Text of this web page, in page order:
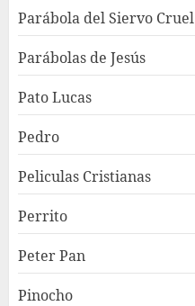
Parábola del Siervo Cruel
Parábolas de Jesús
Pato Lucas
Pedro
Peliculas Cristianas
Perrito
Peter Pan
Pinocho